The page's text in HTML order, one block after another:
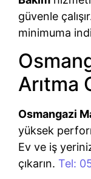
güvenle
minimuma
Arıtma
Osmangazi
yüksek
Ev ve iş
çıkarın. Tel: